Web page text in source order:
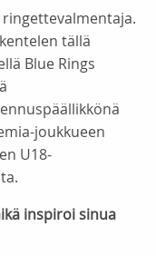
ringettevalmentaja.
tällä
Blue Rings
joukkueen
U18-
inspiroi sinua